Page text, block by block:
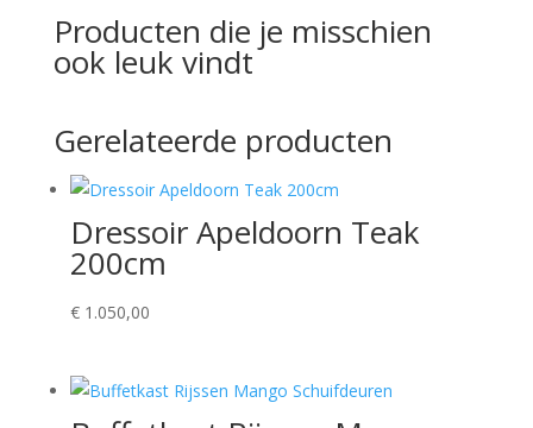
Producten die je misschien
ook leuk vindt
Gerelateerde producten
Dressoir Apeldoorn Teak
200cm
€1.050,00